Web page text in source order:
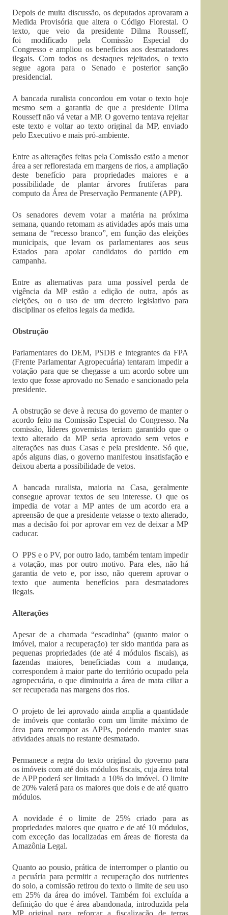
Depois de muita discussão, os deputados aprovaram a
Medida Provisória que altera o Código Florestal. O
texto, que veio da presidente Dilma Rousseff,
foi modificado pela Comissão Especial do
Congresso e ampliou os benefícios aos desmatadores
ilegais. Com todos os destaques rejeitados, o texto
segue agora para o Senado e posterior sanção
presidencial.
A bancada ruralista concordou em votar o texto hoje
mesmo sem a garantia de que a presidente Dilma
Rousseff não vá vetar a MP. O governo tentava rejeitar
este texto e voltar ao texto original da MP, enviado
pelo Executivo e mais pró-ambiente.
Entre as alterações feitas pela Comissão estão a menor
área a ser reflorestada em margens de rios, a ampliação
deste benefício para propriedades maiores e a
possibilidade de plantar árvores frutíferas para
computo da Área de Preservação Permanente (APP).
Os senadores devem votar a matéria na próxima
semana, quando retomam as atividades após mais uma
semana de “recesso branco”, em função das eleições
municipais, que levam os parlamentares aos seus
Estados para apoiar candidatos do partido em
campanha.
Entre as alternativas para uma possível perda de
vigência da MP estão a edição de outra, após as
eleições, ou o uso de um decreto legislativo para
disciplinar os efeitos legais da medida.
Obstrução
Parlamentares do DEM, PSDB e integrantes da FPA
(Frente Parlamentar Agropecuária) tentaram impedir a
votação para que se chegasse a um acordo sobre um
texto que fosse aprovado no Senado e sancionado pela
presidente.
A obstrução se deve à recusa do governo de manter o
acordo feito na Comissão Especial do Congresso. Na
comissão, líderes governistas teriam garantido que o
texto alterado da MP seria aprovado sem vetos e
alterações nas duas Casas e pela presidente. Só que,
após alguns dias, o governo manifestou insatisfação e
deixou aberta a possibilidade de vetos.
A bancada ruralista, maioria na Casa, geralmente
consegue aprovar textos de seu interesse. O que os
impedia de votar a MP antes de um acordo era a
apreensão de que a presidente vetasse o texto alterado,
mas a decisão foi por aprovar em vez de deixar a MP
caducar.
O PPS e o PV, por outro lado, também tentam impedir
a votação, mas por outro motivo. Para eles, não há
garantia de veto e, por isso, não querem aprovar o
texto que aumenta benefícios para desmatadores
ilegais.
Alterações
Apesar de a chamada “escadinha” (quanto maior o
imóvel, maior a recuperação) ter sido mantida para as
pequenas propriedades (de até 4 módulos fiscais), as
fazendas maiores, beneficiadas com a mudança,
correspondem à maior parte do território ocupado pela
agropecuária, o que diminuiria a área de mata ciliar a
ser recuperada nas margens dos rios.
O projeto de lei aprovado ainda amplia a quantidade
de imóveis que contarão com um limite máximo de
área para recompor as APPs, podendo manter suas
atividades atuais no restante desmatado.
Permanece a regra do texto original do governo para
os imóveis com até dois módulos fiscais, cuja área total
de APP poderá ser limitada a 10% do imóvel. O limite
de 20% valerá para os maiores que dois e de até quatro
módulos.
A novidade é o limite de 25% criado para as
propriedades maiores que quatro e de até 10 módulos,
com exceção das localizadas em áreas de floresta da
Amazônia Legal.
Quanto ao pousio, prática de interromper o plantio ou
a pecuária para permitir a recuperação dos nutrientes
do solo, a comissão retirou do texto o limite de seu uso
em 25% da área do imóvel. Também foi excluída a
definição do que é área abandonada, introduzida pela
MP original para reforçar a fiscalização de terras